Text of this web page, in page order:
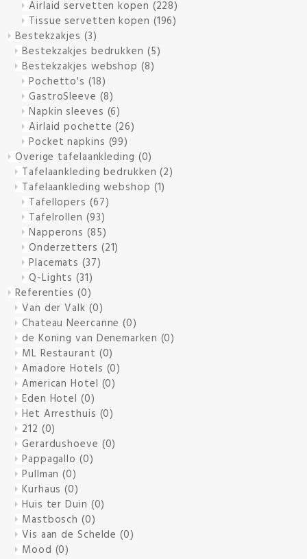
Airlaid servetten kopen (228)
Tissue servetten kopen (196)
Bestekzakjes (3)
Bestekzakjes bedrukken (5)
Bestekzakjes webshop (8)
Pochetto's (18)
GastroSleeve (8)
Napkin sleeves (6)
Airlaid pochette(26)
Pocket napkins (99)
Overige tafelaankleding (0)
Tafelaankleding bedrukken(2)
Tafelaankleding webshop (1)
Tafellopers (67)
Tafelrollen (93)
Napperons(85)
Onderzetters (21)
Placemats(37)
Q-Lights(31)
Referenties (0)
Van der Valk (0)
Chateau Neercanne(0)
de Koning van Denemarken (0)
ML Restaurant (0)
Amadore Hotels (0)
American Hotel (0)
Eden Hotel (0)
Het Arresthuis (0)
212 (0)
Gerardushoeve (0)
Pappagallo (0)
Pullman(0)
Kurhaus(0)
Huis ter Duin (0)
Mastbosch(0)
Vis aan de Schelde(0)
Mood (0)